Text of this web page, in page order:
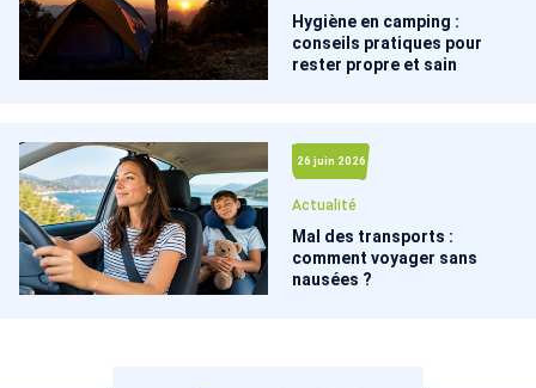
Hygiène en camping :
conseils pratiques pour
rester propre et sain
26 juin 2026
Actualité
Mal des transports :
comment voyager sans
nausées ?